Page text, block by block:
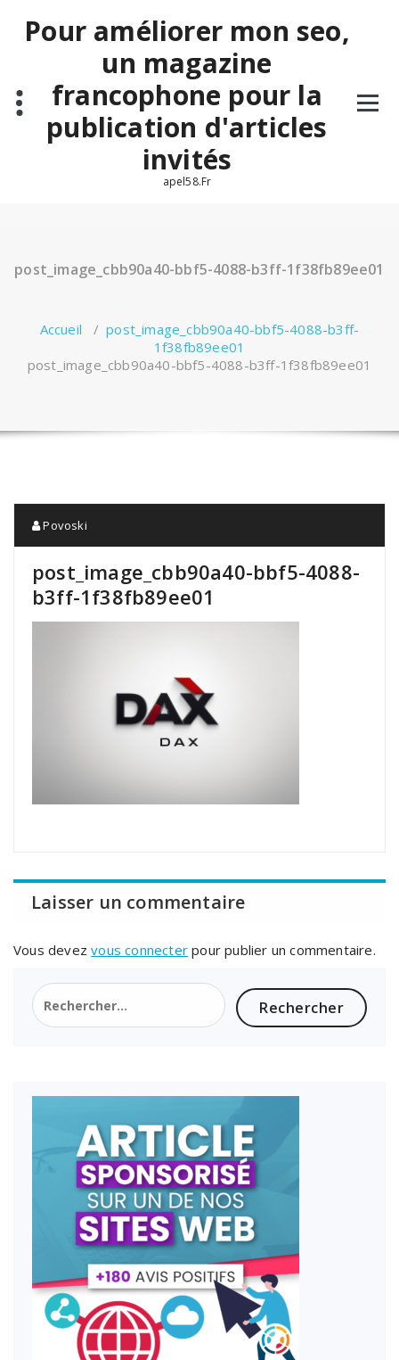
contenuPour améliorer mon seo,
un magazine
francophone pour la
publication d'articles
invités
apel58.Fr
post_image_cbb90a40-bbf5-4088-b3ff-1f38fb89ee01
Accueil /post_image_cbb90a40-bbf5-4088-b3ff-
1f38fb89ee01
post_image_cbb90a40-bbf5-4088-b3ff-1f38fb89ee01
Povoski
post_image_cbb90a40-bbf5-4088-
b3ff-1f38fb89ee01
Laisser un commentaire
Vous devezvous connecter pour publier un commentaire.
Rechercher :